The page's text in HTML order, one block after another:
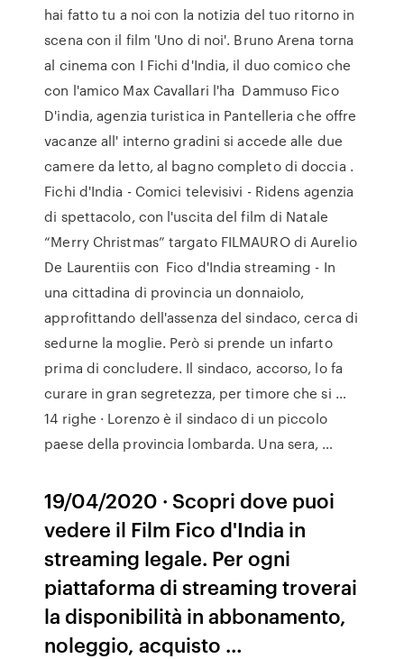
hai fatto tu a noi con la notizia del tuo ritorno in
scena con il film 'Uno di noi'. Bruno Arena torna
al cinema con I Fichi d'India, il duo comico che
con l'amico Max Cavallari l'ha Dammuso Fico
D'india, agenzia turistica in Pantelleria che offre
vacanze all' interno gradini si accede alle due
camere da letto, al bagno completo di doccia .
Fichi d'India - Comici televisivi - Ridens agenzia
di spettacolo, con l'uscita del film di Natale
“Merry Christmas” targato FILMAURO di Aurelio
De Laurentiis con Fico d'India streaming - In
una cittadina di provincia un donnaiolo,
approfittando dell'assenza del sindaco, cerca di
sedurne la moglie. Però si prende un infarto
prima di concludere. Il sindaco, accorso, lo fa
curare in gran segretezza, per timore che si …
14 righe · Lorenzo è il sindaco di un piccolo
paese della provincia lombarda. Una sera, …
19/04/2020 · Scopri dove puoi
vedere il Film Fico d'India in
streaming legale. Per ogni
piattaforma di streaming troverai
la disponibilità in abbonamento,
noleggio, acquisto …